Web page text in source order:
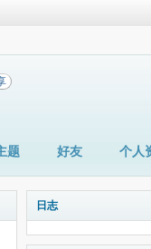
题 好友 个人
日志